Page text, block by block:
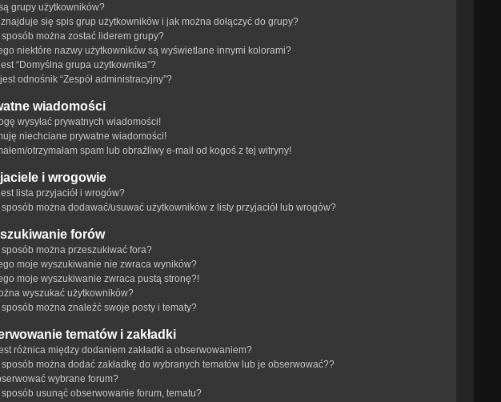
grupy użytkowników?
się spis grup użytkowników i jak można dołączyć do grupy?
sposób można zostać liderem grupy?
niektóre nazwy użytkowników są wyświetlane innymi kolorami?
“Domyślna grupa użytkownika”?
odnośnik “Zespół administracyjny”?
wiadomości
wysyłać prywatnych wiadomości!
niechciane prywatne wiadomości!
otrzymałam spam lub obraźliwy e-mail od kogoś z tej witryny!
i wrogowie
lista przyjaciół i wrogów?
można dodawać/usuwać użytkowników z listy przyjaciół lub wrogów?
forów
sposób można przeszukiwać fora?
moje wyszukiwanie nie zwraca wyników?
moje wyszukiwanie zwraca pustą stronę?!
wyszukać użytkowników?
można znaleźć swoje posty i tematy?
tematów i zakładki
różnica między dodaniem zakładki a obserwowaniem?
można dodać zakładkę do wybranych tematów lub je obserwować??
wybrane forum?
sposób usunąć obserwowanie forum, tematu?